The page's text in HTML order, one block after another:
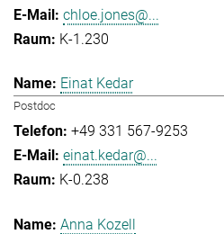
chloe.jones@...
K-1.230
Einat Kedar
Postdoc
+49 331 567-9253
einat.kedar@...
K-0.238
Anna Kozell